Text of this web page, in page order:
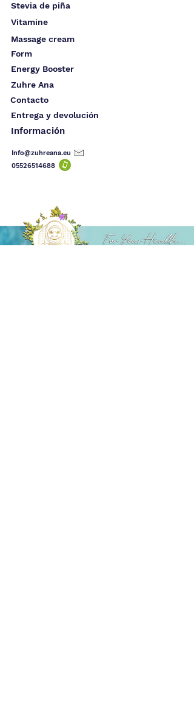
Stevia de piña
Vitamine
Massage cream
Form
Energy Booster
Zuhre Ana
Contacto
Entrega y devolución
Información
Info@zuhreana.eu
05526514688